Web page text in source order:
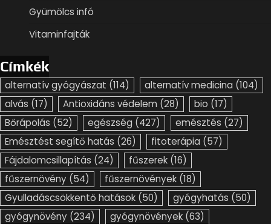
Gyümölcs infó
Vitaminfajták
Címkék
alternatív gyógyászat (114) alternatív medicina (104)
alvás (17) Antioxidáns védelem (28) bio (17)
Bőrápolás (52) egészség (427) emésztés (27)
Emésztést segítő hatás (26) fitoterápia (57)
Fájdalomcsillapítás (24) fűszerek (16)
fűszernövény (54) fűszernövények (18)
Gyulladáscsökkentő hatások (50) gyógyhatás (50)
gyógynövény (234) gyógynövények (63)